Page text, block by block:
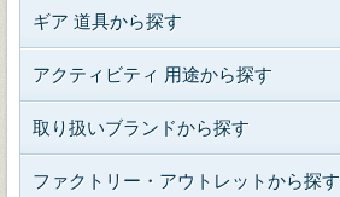
ギア 道具から探す
アクティビティ 用途から探す
取り扱いブランドから探す
ファクトリー・アウトレットから探す